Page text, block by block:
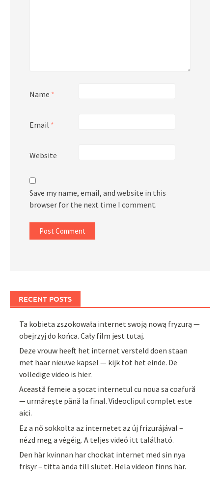
Name *
Email *
Website
Save my name, email, and website in this
browser for the next time I comment.
RECENT POSTS
Ta kobieta zszokowała internet swoją nową fryzurą —
obejrzyj do końca. Cały film jest tutaj.
Deze vrouw heeft het internet versteld doen staan
met haar nieuwe kapsel — kijk tot het einde. De
volledige video is hier.
Această femeie a șocat internetul cu noua sa coafură
— urmărește până la final. Videoclipul complet este
aici.
Ez a nő sokkolta az internetet az új frizurájával –
nézd meg a végéig. A teljes videó itt található.
Den här kvinnan har chockat internet med sin nya
frisyr – titta ända till slutet. Hela videon finns här.